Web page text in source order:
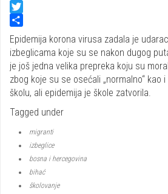
Facebook
Twitter
Share
Epidemija korona virusa zadala je
izbeglicama koje su se nakon dugog
je još jedna velika prepreka koju su
zbog koje su se osećali „normalno“ kao
školu, ali epidemija je škole zatvorila.
Tagged under
migranti
izbeglice
bosna i hercegovina
bihać
školovanje